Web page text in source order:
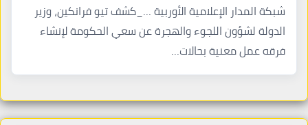
شبكة المدار الإعلامية الأوربية …_كشف تيو فرانكين، وزير
الدولة لشؤون اللجوء والهجرة عن سعي الحكومة لإنشاء
فرقه عمل معنية بحالات…